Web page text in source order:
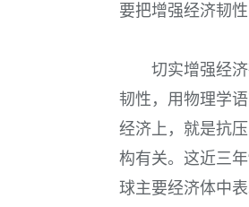
要把增强经济韧
切实增强经
韧性，用物理学
经济上，就是抗
构有关。这近三
球主要经济体中